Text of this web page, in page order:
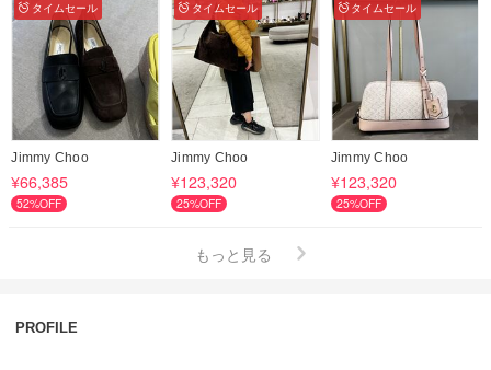
タイムセール
Jimmy Choo
¥66,385
52%OFF
タイムセール
Jimmy Choo
¥123,320
25%OFF
タイムセール
Jimmy Choo
¥123,320
25%OFF
もっと見る
PROFILE